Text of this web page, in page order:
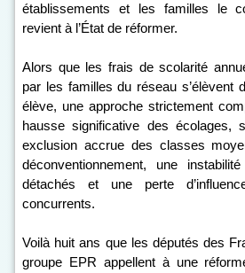
établissements et les familles le
revient à l’État de réformer.
Alors que les frais de scolarité
par les familles du réseau s’élèvent
élève, une approche strictement
hausse significative des écolages,
exclusion accrue des classes
déconventionnement, une
détachés et une perte
concurrents.
Voilà huit ans que les députés des
groupe EPR appellent à une